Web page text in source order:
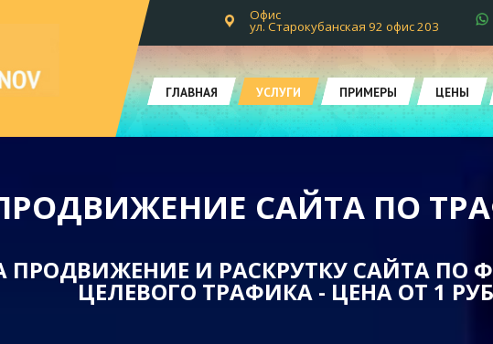
Офис
ул. Старокубанская 92 офис 203
ГЛАВНАЯ УСЛУГИ ПРИМЕРЫ ЦЕНЫ
САЙТА ПО
ПРОДВИЖЕНИЕ И РАСКРУТКУ САЙТА ПО
ЦЕЛЕВОГО ТРАФИКА - ЦЕНА ОТ 1